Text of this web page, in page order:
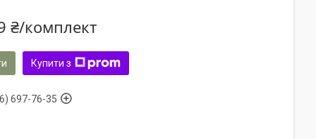
₴/комплект
Купити з
697-76-35